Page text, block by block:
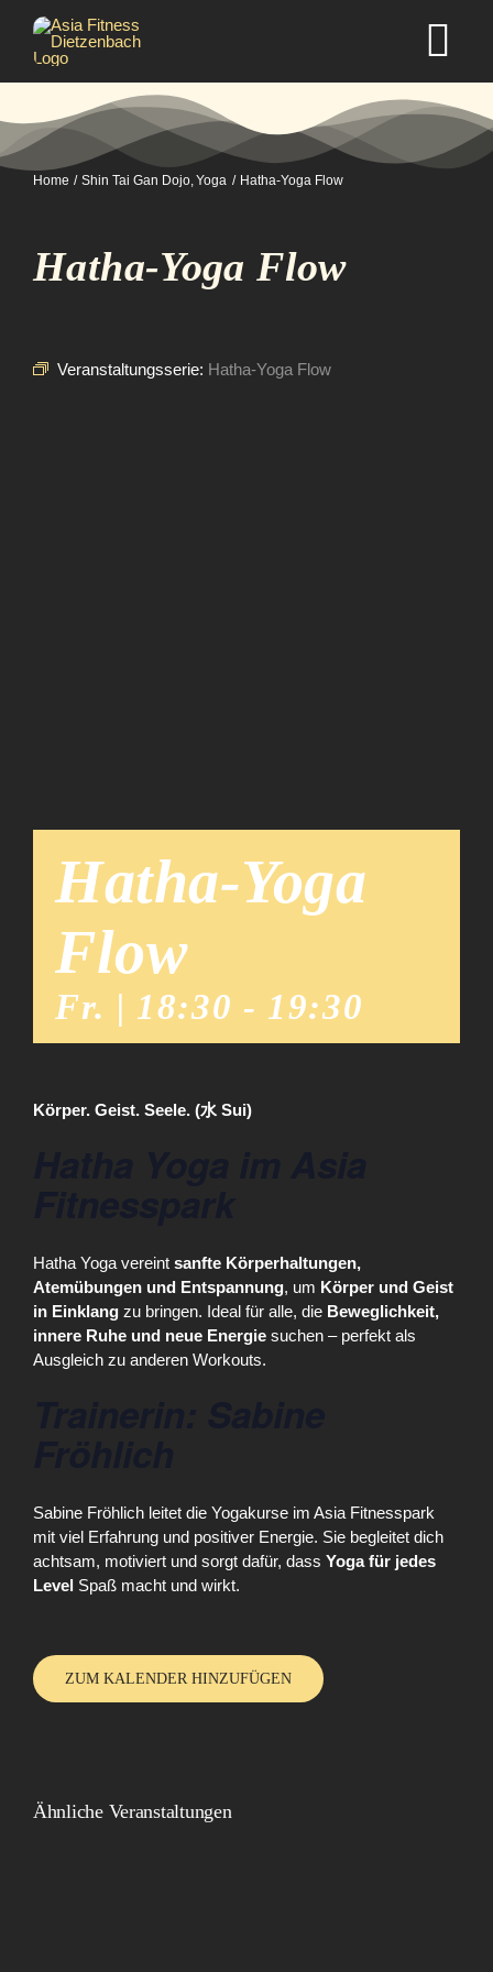
Inhalt
springen
Selbstverteidigung
Home Shin Tai Gan Dojo Yoga Hatha-Yoga Flow
Hatha-Yoga Flow
Veranstaltungsserie: Hatha-Yoga Flow
Hatha-Yoga
Flow
Fr. | 18:30 - 19:30
Körper. Geist. Seele. (水 Sui)
Hatha Yoga vereint sanfte Körperhaltungen,
Atemübungen und Entspannung, um Körper und Geist
in Einklang zu bringen. Ideal für alle, die Beweglichkeit,
innere Ruhe und neue Energie suchen – perfekt als
Ausgleich zu anderen Workouts.
Sabine Fröhlich leitet die Yogakurse im Asia Fitnesspark
mit viel Erfahrung und positiver Energie. Sie begleitet dich
achtsam, motiviert und sorgt dafür, dass Yoga für jedes
Level Spaß macht und wirkt.
ZUM KALENDER HINZUFÜGEN
Ähnliche Veranstaltungen